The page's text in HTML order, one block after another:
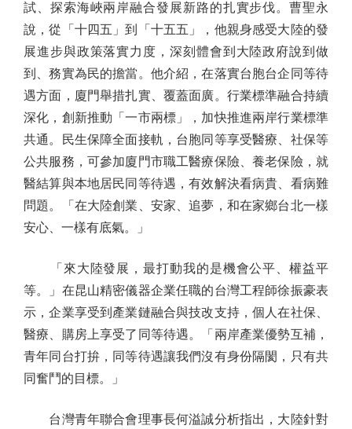
試、探索海峽兩岸融合發展新路的扎實步伐。曹聖永
說，從「十四五」到「十五五」，他親身感受大陸的發
展進步與政策落實力度，深刻體會到大陸政府說到做
到、務實為民的擔當。他介紹，在落實台胞台企同等待
遇方面，廈門舉措扎實、覆蓋面廣。行業標準融合持續
深化，創新推動「一市兩標」，加快推進兩岸行業標準
共通。民生保障全面接軌，台胞同等享受醫療、社保等
公共服務，可參加廈門市職工醫療保險、養老保險，就
醫結算與本地居民同等待遇，有效解決看病貴、看病難
問題。「在大陸創業、安家、追夢，和在家鄉台北一樣
安心、一樣有底氣。」
「來大陸發展，最打動我的是機會公平、權益平
等。」在昆山精密儀器企業任職的台灣工程師徐振豪表
示，企業享受到產業鏈融合與技改支持，個人在社保、
醫療、購房上享受了同等待遇。「兩岸產業優勢互補，
青年同台打拚，同等待遇讓我們沒有身份隔閡，只有共
同奮鬥的目標。」
台灣青年聯合會理事長何溢誠分析指出，大陸針對